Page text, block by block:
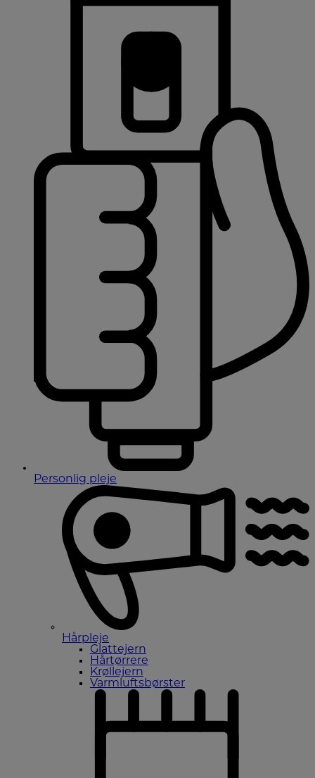
Personlig pleje
Hårpleje
Glattejern
Hårtørrere
Krøllejern
Varmluftsbørster